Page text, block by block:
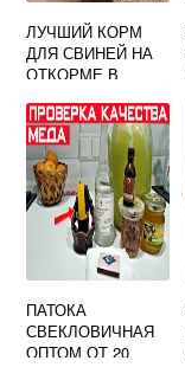
ЛУЧШИЙ КОРМ
ДЛЯ СВИНЕЙ НА
ОТКОРМЕ В
УСЛОВИЯХ
ПАТОКА
СВЕКЛОВИЧНАЯ
ОПТОМ ОТ 20